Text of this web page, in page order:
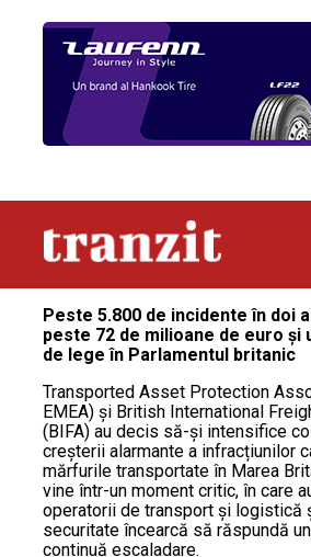
Peste 5.800 de incidente în doi
peste 72 de milioane de euro și
de lege în Parlamentul britanic
Transported Asset Protection
EMEA) și British International
(BIFA) au decis să-și intensifice
creșterii alarmante a infracțiunilor
mărfurile transportate în Marea
vine într-un moment critic, în care
operatorii de transport și logistică
securitate încearcă să răspundă
continuă escaladare.